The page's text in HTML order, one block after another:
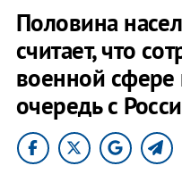
Половина
считает, что
военной
очередь с